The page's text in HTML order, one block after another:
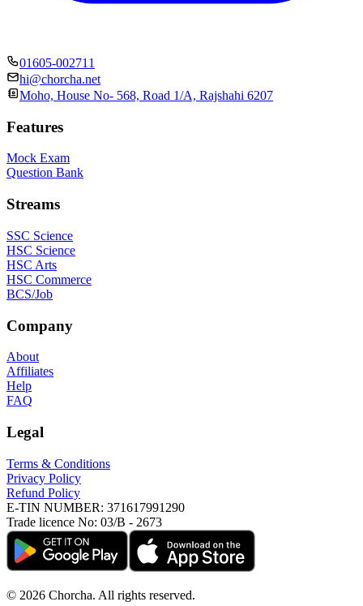
01605-002711
hi@chorcha.net
Moho, House No- 568, Road 1/A, Rajshahi 6207
Features
Mock Exam
Question Bank
Streams
SSC Science
HSC Science
HSC Arts
HSC Commerce
BCS/Job
Company
About
Affiliates
Help
FAQ
Legal
Terms & Conditions
Privacy Policy
Refund Policy
E-TIN NUMBER: 371617991290
Trade licence No: 03/B - 2673
© 2026 Chorcha. All rights reserved.